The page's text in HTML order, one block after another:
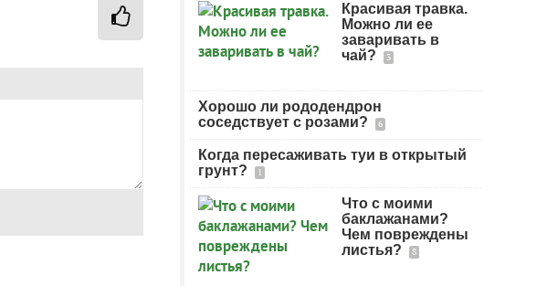
Красивая травка.
Можно ли ее
заваривать в
чай?
3
Хорошо ли рододендрон
соседствует с розами?
6
Когда пересаживать туи в открытый
грунт?
1
Что с моими
баклажанами?
Чем повреждены
листья?
8